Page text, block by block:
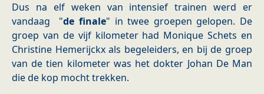
Dus na elf weken van intensief trainen werd er
vandaag "de finale" in twee groepen gelopen. De
groep van de vijf kilometer had Monique Schets en
Christine Hemerijckx als begeleiders, en bij de groep
van de tien kilometer was het dokter Johan De Man
die de kop mocht trekken.